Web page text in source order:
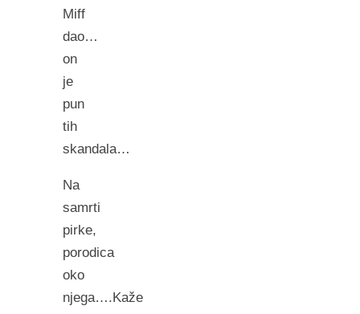
Miff
dao…
on
je
pun
tih
skandala…
Na
samrti
pirke,
porodica
oko
njega….Kaže